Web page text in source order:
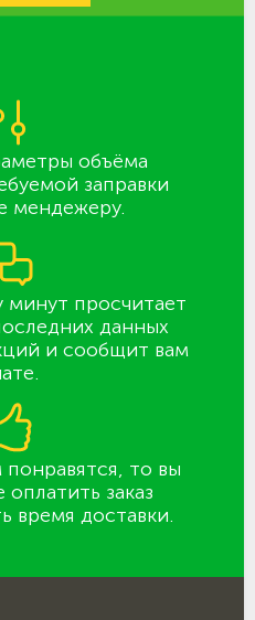
объёма
заправки
мендежеру.
просчитает
данных
и сообщит вам
понравятся, то вы
заказ
время доставки.